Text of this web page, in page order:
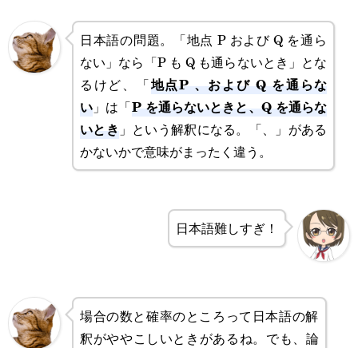
日本語の問題。「地点 P および Q を通ら
ない」なら「P も Q も通らないとき」とな
るけど、「地点P 、および Q を通らな
い 」は「P を通らないときと、Q を通らな
いとき 」という解釈になる。「、」がある
かないかで意味がまったく違う。
日本語難しすぎ！
場合の数と確率のところって日本語の解
釈がややこしいときがあるね。でも、論